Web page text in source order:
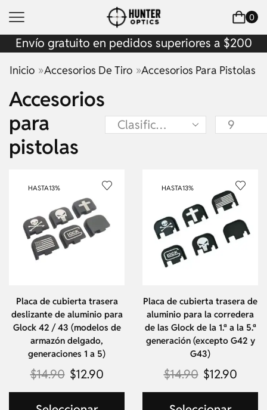
0
Envío gratuito en pedidos superiores a $200
Inicio »Accesorios De Tiro »Accesorios Para Pistolas
Accesorios
para
pistolas
HASTA13%
Placa de cubierta trasera
deslizante de aluminio para
Glock 42 / 43 (modelos de
armazón delgado,
generaciones 1 a 5)
$14.90 $12.90
HASTA13%
Placa de cubierta trasera de
aluminio para la corredera
de las Glock de la 1.ª a la 5.ª
generación (excepto G42 y
G43)
$14.90 $12.90